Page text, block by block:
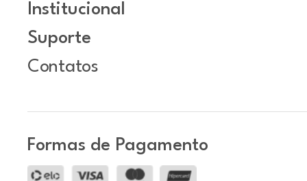
Institucional
Suporte
Contatos
Formas de Pagamento